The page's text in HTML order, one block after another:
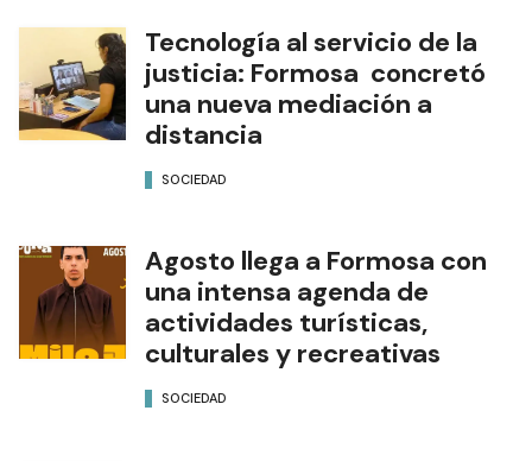
Tecnología al servicio de la
justicia: Formosa concretó
una nueva mediación a
distancia
SOCIEDAD
Agosto llega a Formosa con
una intensa agenda de
actividades turísticas,
culturales y recreativas
SOCIEDAD